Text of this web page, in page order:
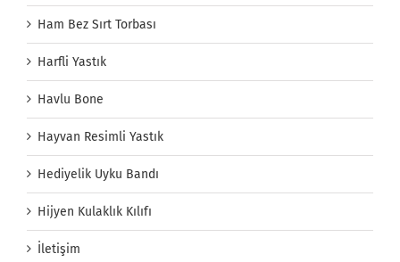
Ham Bez Sırt Torbası
Harfli Yastık
Havlu Bone
Hayvan Resimli Yastık
Hediyelik Uyku Bandı
Hijyen Kulaklık Kılıfı
İletişim